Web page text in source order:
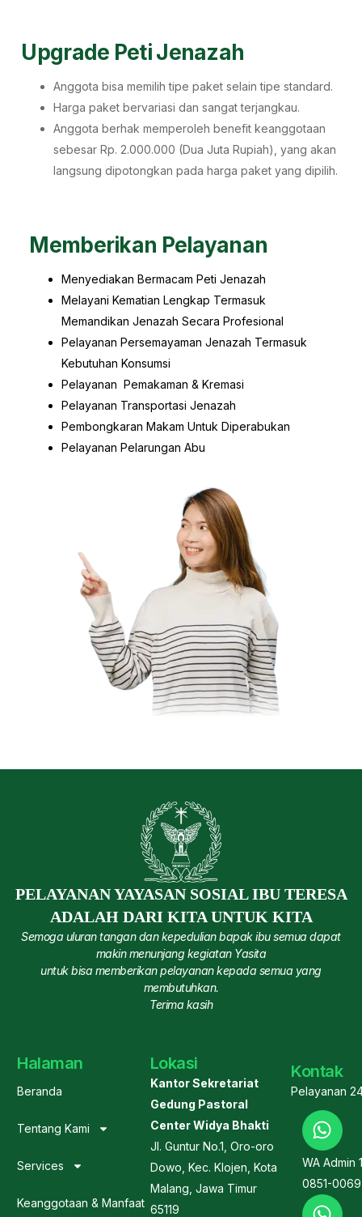
Upgrade Peti Jenazah
Anggota bisa memilih tipe paket selain tipe standard.
Harga paket bervariasi dan sangat terjangkau.
Anggota berhak memperoleh benefit keanggotaan
sebesar Rp. 2.000.000 (Dua Juta Rupiah), yang akan
langsung dipotongkan pada harga paket yang dipilih.
Memberikan Pelayanan
Menyediakan Bermacam Peti Jenazah
Melayani Kematian Lengkap Termasuk
Memandikan Jenazah Secara Profesional
Pelayanan Persemayaman Jenazah Termasuk
Kebutuhan Konsumsi
Pelayanan Pemakaman & Kremasi
Pelayanan Transportasi Jenazah
Pembongkaran Makam Untuk Diperabukan
Pelayanan Pelarungan Abu
PELAYANAN YAYASAN SOSIAL IBU TERESA
ADALAH DARI KITA UNTUK KITA
Semoga uluran tangan dan kepedulian bapak ibu semua dapat
makin menunjang kegiatan Yasita
untuk bisa memberikan pelayanan kepada semua yang
membutuhkan.
Terima kasih
Halaman
Beranda
Tentang Kami
Services
Keanggotaan & Manfaat
Lokasi
Kantor Sekretariat
Gedung Pastoral
Center Widya Bhakti
Jl. Guntur No.1, Oro-oro
Dowo, Kec. Klojen, Kota
Malang, Jawa Timur
65119
Kontak
Pelayanan
WA Admin 1
0851-